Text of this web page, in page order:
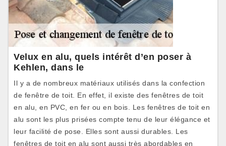
Velux en alu, quels intérêt d’en poser à
Kehlen, dans le
Il y a de nombreux matériaux utilisés dans la confection
de fenêtre de toit. En effet, il existe des fenêtres de toit
en alu, en PVC, en fer ou en bois. Les fenêtres de toit en
alu sont les plus prisées compte tenu de leur élégance et
leur facilité de pose. Elles sont aussi durables. Les
fenêtres de toit en alu sont aussi très abordables en